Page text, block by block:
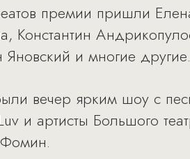
премии пришли
и многие другие.
вечер ярким шоу с
и артисты Большого